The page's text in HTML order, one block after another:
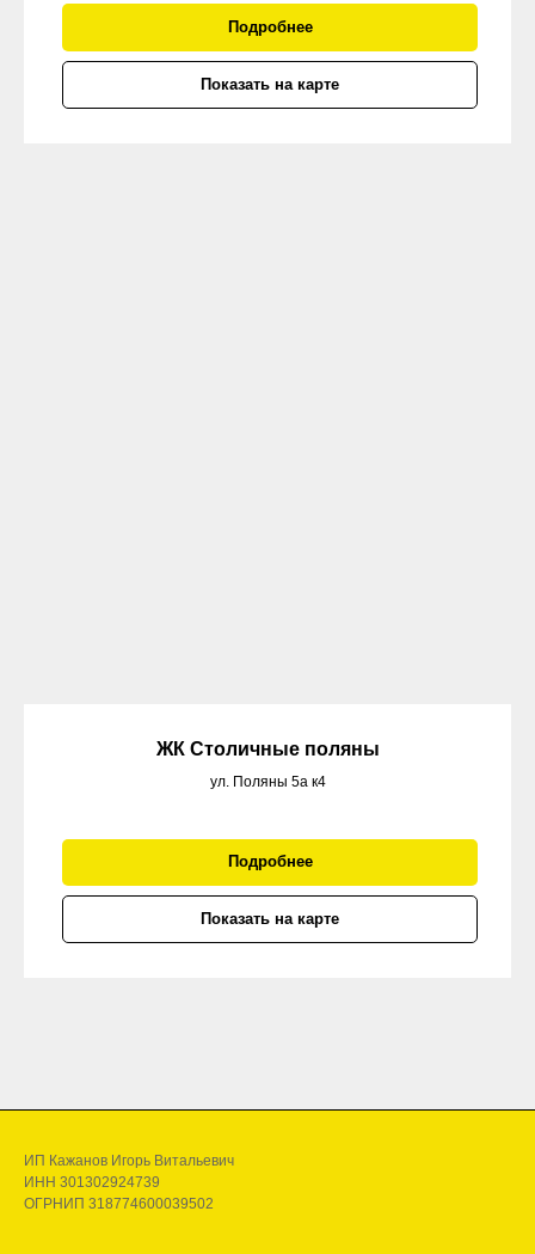
Подробнее
Показать на карте
ЖК Столичные поляны
ул. Поляны 5а к4
Подробнее
Показать на карте
ИП Кажанов Игорь Витальевич
ИНН 301302924739
ОГРНИП 318774600039502